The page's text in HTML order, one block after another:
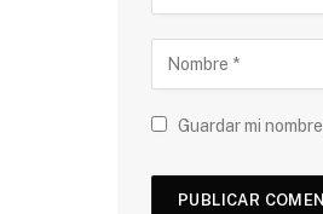
Guardar mi